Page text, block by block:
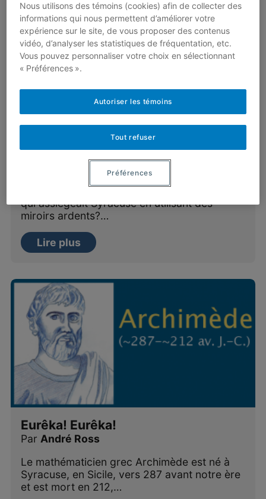
Miroirs ardents
Peut-on croire la légende selon laquelle
Archimède aurait enflammé la flotte romaine
qui assiégeait Syracuse en utilisant des
miroirs ardents?…
Lire plus
Eurêka! Eurêka!
ParAndré Ross
Le mathématicien grec Archimède est né à
Syracuse, en Sicile, vers 287 avant notre ère
et est mort en 212,…
Nous utilisons des témoins (cookies) afin de collecter des
informations qui nous permettent d’améliorer votre
expérience sur le site, de vous proposer des contenus
vidéo, d’analyser les statistiques de fréquentation, etc.
Vous pouvez personnaliser votre choix en sélectionnant
« Préférences ».
Tout refuser
Autoriser les témoins
Préférences